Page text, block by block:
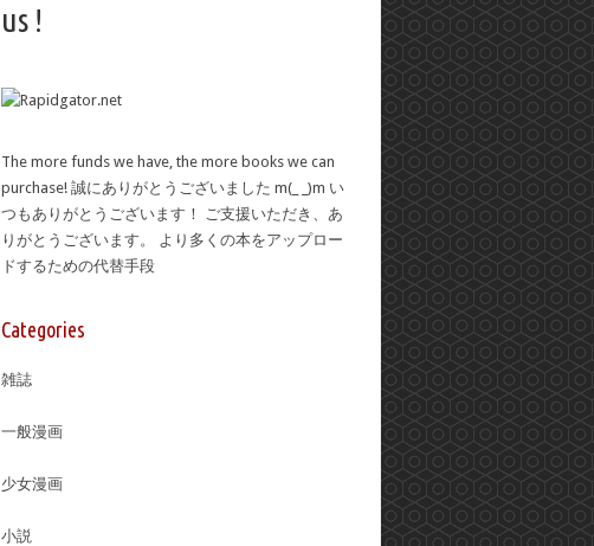
us !
The more funds we have, the more books we can
purchase! 誠にありがとうございました m(_ _)m い
つもありがとうございます！ ご支援いただき、あ
りがとうございます。 より多くの本をアップロー
ドするための代替手段
Categories
雑誌
一般漫画
少女漫画
小説